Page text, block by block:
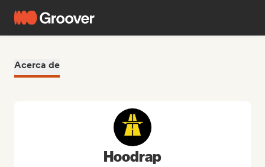
Acerca de
Hoodrap